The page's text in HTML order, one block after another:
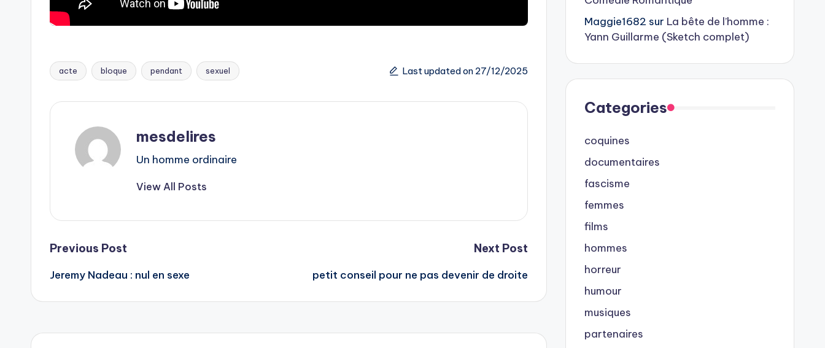
Tags:
acte bloque pendant sexuel Last updated on 27/12/2025
mesdelires
Un homme ordinaire
View All Posts
Post
navigation
Previous Post
Jeremy Nadeau : nul en sexe
Next Post
petit conseil pour ne pas devenir de droite
Maggie1682 sur La bête de l’homme :
Yann Guillarme (Sketch complet)
Categories
coquines
documentaires
fascisme
femmes
films
hommes
horreur
humour
musiques
partenaires